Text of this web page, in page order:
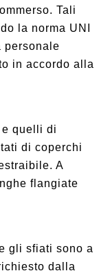
Tali
la norma UNI
personale
in accordo alla
e quelli di
di coperchi
A
flangiate
gli sfiati sono a
dalla